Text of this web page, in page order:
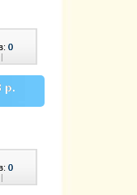
0
|
р.
0
|